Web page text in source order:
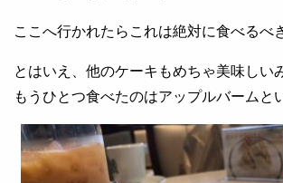
ここへ行かれたらこれは絶対に食べるべ
とはいえ、他のケーキもめちゃ美味しい
もうひとつ食べたのはアップルバームと